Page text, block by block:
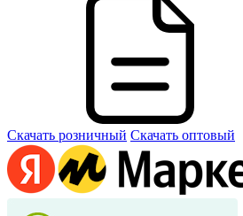
Скачать розничный Скачать оптовый